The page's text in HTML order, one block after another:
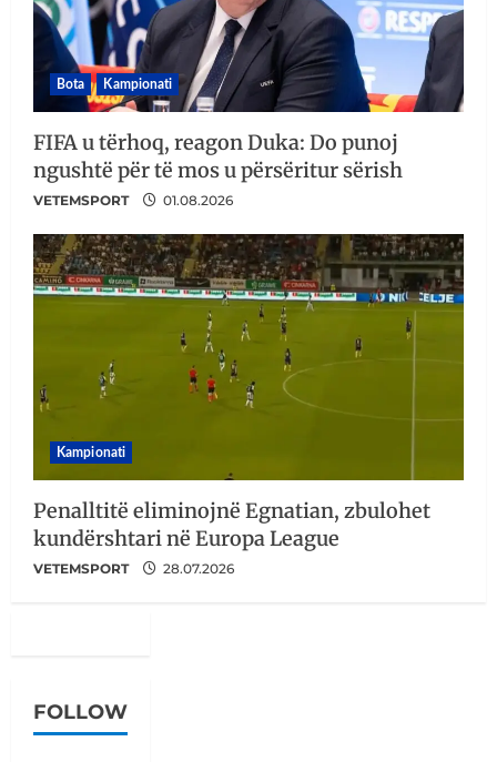
Bota Kampionati
FIFA u tërhoq, reagon Duka: Do punoj
ngushtë për të mos u përsëritur sërish
VETEMSPORT 01.08.2026
Kampionati
Penalltitë eliminojnë Egnatian, zbulohet
kundërshtari në Europa League
VETEMSPORT 28.07.2026
FOLLOW